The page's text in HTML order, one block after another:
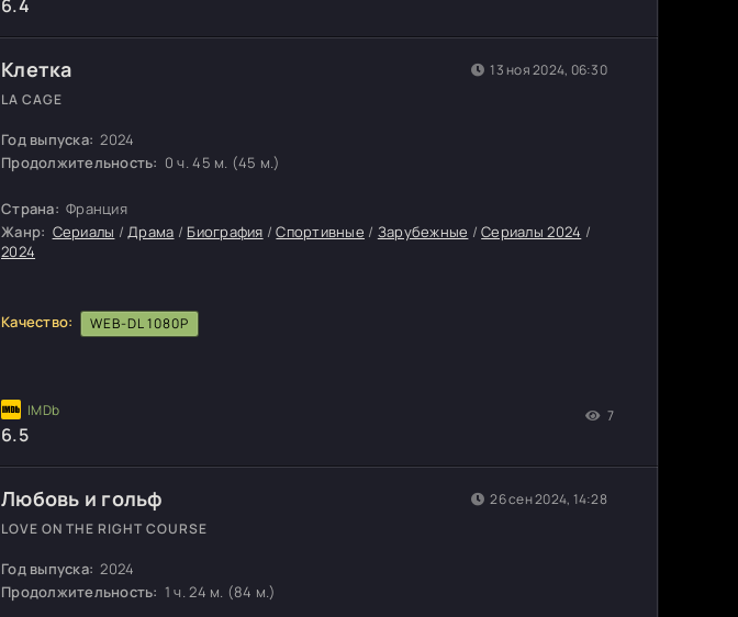
6.4
Клетка
LA CAGE
Год выпуска: 2024
Продолжительность: 0 ч. 45 м. (45 м.)
Страна: Франция
Жанр: Сериалы /Драма / Биография /Спортивные / Зарубежные /Сериалы 2024 /
2024
Качество: WEB-DL 1080P
6.5
7
13 ноя 2024, 06:30
Любовь и гольф
LOVE ON THE RIGHT COURSE
Год выпуска: 2024
Продолжительность: 1 ч. 24 м. (84 м.)
26 сен 2024, 14:28